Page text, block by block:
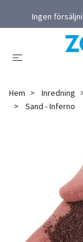
Ingen
Hem Inredning
Sand - Inferno